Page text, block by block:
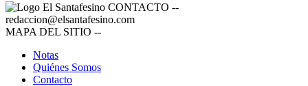
CONTACTO --
redaccion@elsantafesino.com
MAPA DEL SITIO --
Notas
Quiénes Somos
Contacto